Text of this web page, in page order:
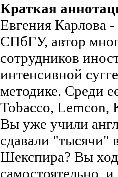
Краткая
Евгения Карлова
СПбГУ, автор
сотрудников
интенсивной
методике. Среди
Tobacco, Lemcon,
Вы уже учили
сдавали "тысячи"
Шекспира? Вы
самостоятельно,